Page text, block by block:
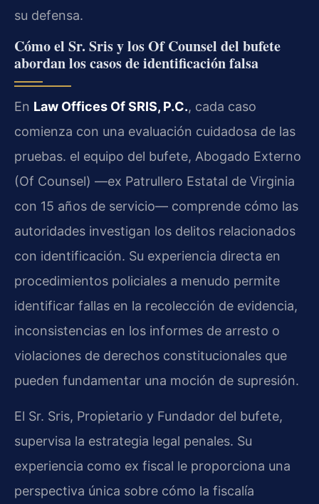
su defensa.
Cómo el Sr. Sris y los Of Counsel del bufete
abordan los casos de identificación falsa
En Law Offices Of SRIS, P.C., cada caso
comienza con una evaluación cuidadosa de las
pruebas. el equipo del bufete, Abogado Externo
(Of Counsel) —ex Patrullero Estatal de Virginia
con 15 años de servicio— comprende cómo las
autoridades investigan los delitos relacionados
con identificación. Su experiencia directa en
procedimientos policiales a menudo permite
identificar fallas en la recolección de evidencia,
inconsistencias en los informes de arresto o
violaciones de derechos constitucionales que
pueden fundamentar una moción de supresión.
El Sr. Sris, Propietario y Fundador del bufete,
supervisa la estrategia legal penales. Su
experiencia como ex fiscal le proporciona una
perspectiva única sobre cómo la fiscalía